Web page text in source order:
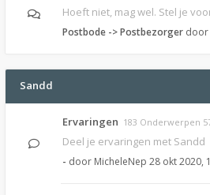
Hoeft niet, mag wel. Stel je
Postbode -> Postbezorger door
Sandd
Ervaringen 183 Onderwerpen
Deel je ervaringen met Sandd
- door MicheleNep 28 okt 2020,